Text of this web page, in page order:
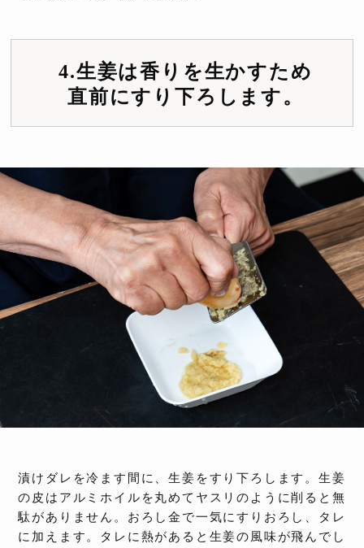
4.生姜は香りを生かすため
直前にすり下ろします。
漬けダレを冷ます間に、生姜をすり下ろします。生姜
の皮はアルミホイルを丸めてヤスリのように削ると無
駄がありません。おろし金で一気にすりおろし、タレ
に加えます。タレに熱があると生姜の風味が飛んでし